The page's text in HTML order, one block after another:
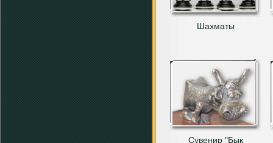
Шахматы
Сувенир "Бык